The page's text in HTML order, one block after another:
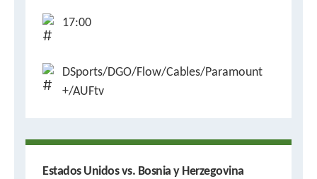
17:00
DSports/DGO/Flow/Cables/Paramount
+/AUFtv
Estados Unidos vs. Bosnia y Herzegovina